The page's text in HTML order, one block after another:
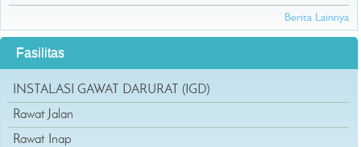
Berita Lainnya
Fasilitas
INSTALASI GAWAT DARURAT (IGD)
Rawat Jalan
Rawat Inap